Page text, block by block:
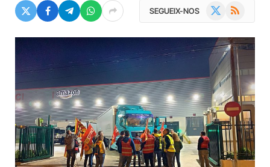
SEGUEIX-NOS RSS